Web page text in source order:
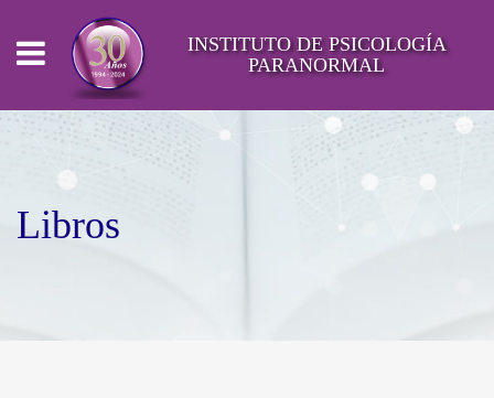
INSTITUTO DE PSICOLOGÍA
PARANORMAL
Libros